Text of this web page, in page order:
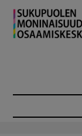
Hyppää
pääsisältöön